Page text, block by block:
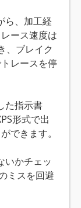
ら、加工経
ース速度は
、ブレイク
レースを停
た指示書
形式で出
できます。
いかチェッ
ミスを回避